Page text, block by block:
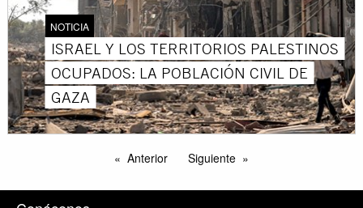
NOTICIA
ISRAEL Y LOS TERRITORIOS PALESTINOS
OCUPADOS: LA POBLACIÓN CIVIL DE
GAZA
Anterior Siguiente